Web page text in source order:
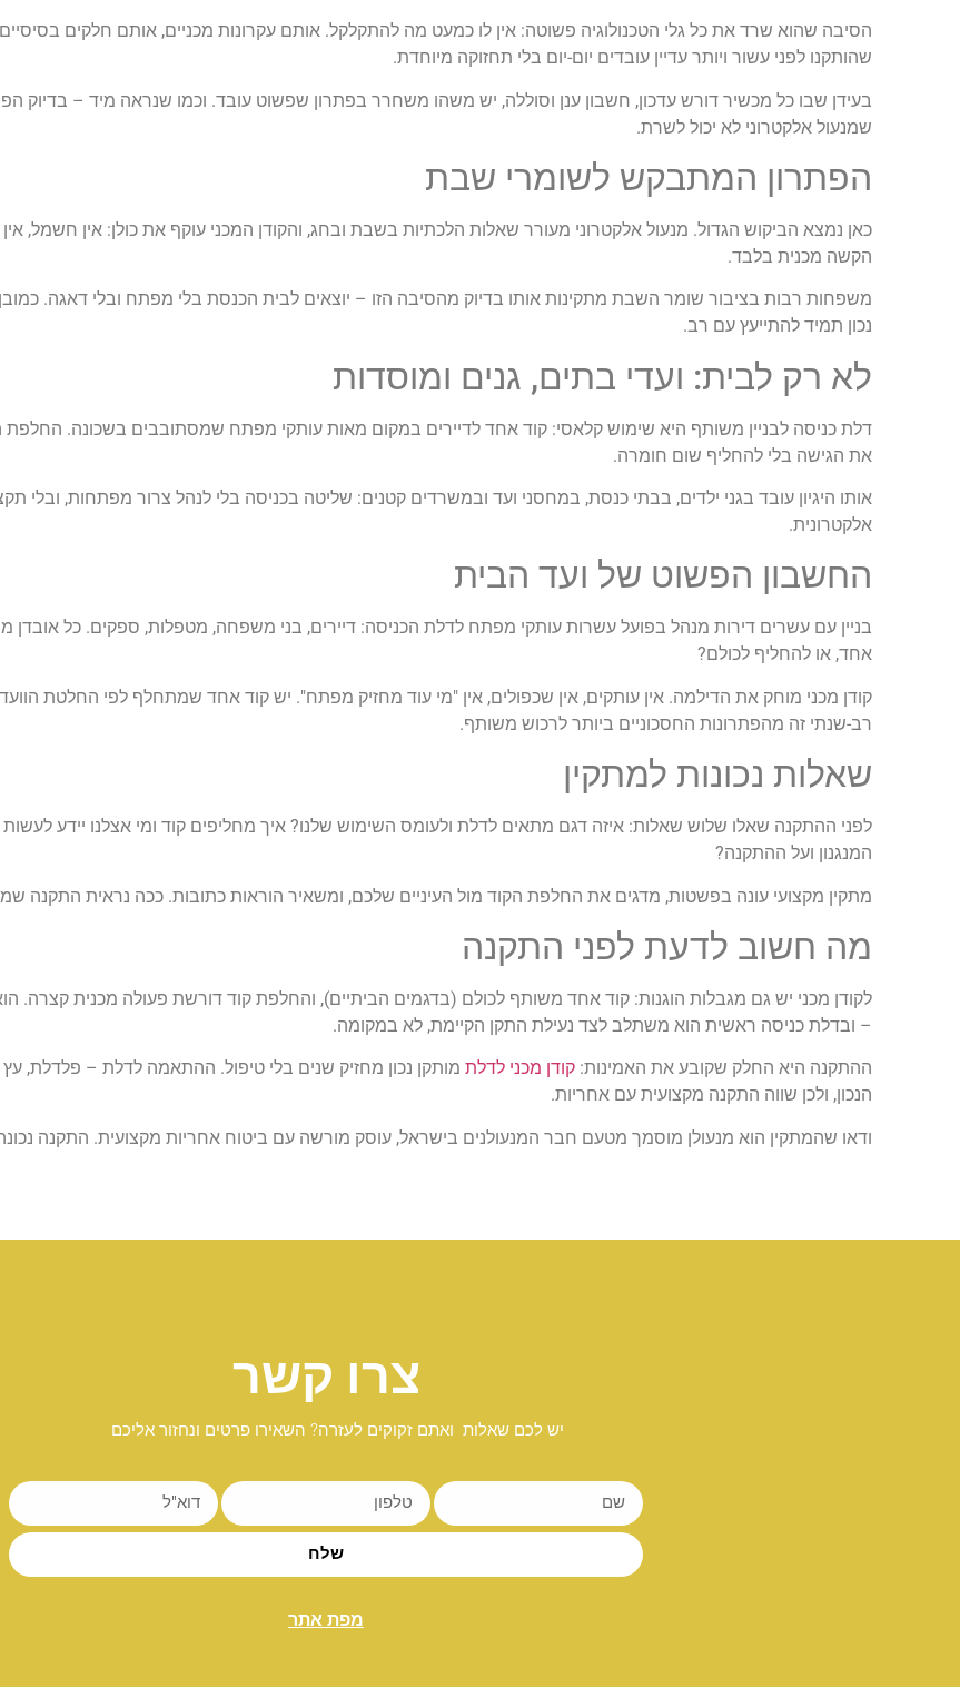
הסיבה שהוא שרד את כל גלי הטכנולוגיה פשוטה: אין לו כמעט מה להתקלקל. אותם עקרונות מכניים, אותם חלקים
שהותקנו לפני עשור ויותר עדיין עובדים יום-יום בלי תחזוקה מיוחדת.
בעידן שבו כל מכשיר דורש עדכון, חשבון ענן וסוללה, יש משהו משחרר בפתרון שפשוט עובד. וכמו שנראה מיד – בדיוק
שמנעול אלקטרוני לא יכול לשרת.
הפתרון המתבקש לשומרי שבת
כאן נמצא הביקוש הגדול. מנעול אלקטרוני מעורר שאלות הלכתיות בשבת ובחג, והקודן המכני עוקף את כולן: אין חשמל,
הקשה מכנית בלבד.
משפחות רבות בציבור שומר השבת מתקינות אותו בדיוק מהסיבה הזו – יוצאים לבית הכנסת בלי מפתח ובלי דאגה.
נכון תמיד להתייעץ עם רב.
לא רק לבית: ועדי בתים, גנים ומוסדות
דלת כניסה לבניין משותף היא שימוש קלאסי: קוד אחד לדיירים במקום מאות עותקי מפתח שמסתובבים בשכונה.
את הגישה בלי להחליף שום חומרה.
אותו היגיון עובד בגני ילדים, בבתי כנסת, במחסני ועד ובמשרדים קטנים: שליטה בכניסה בלי לנהל צרור מפתחות, ובלי
אלקטרונית.
החשבון הפשוט של ועד הבית
בניין עם עשרים דירות מנהל בפועל עשרות עותקי מפתח לדלת הכניסה: דיירים, בני משפחה, מטפלות, ספקים. כל אובדן
אחד, או להחליף לכולם?
קודן מכני מוחק את הדילמה. אין עותקים, אין שכפולים, אין "מי עוד מחזיק מפתח". יש קוד אחד שמתחלף לפי החלטת
רב-שנתי זה מהפתרונות החסכוניים ביותר לרכוש משותף.
שאלות נכונות למתקין
לפני ההתקנה שאלו שלוש שאלות: איזה דגם מתאים לדלת ולעומס השימוש שלנו? איך מחליפים קוד ומי אצלנו יידע
המנגנון ועל ההתקנה?
מתקין מקצועי עונה בפשטות, מדגים את החלפת הקוד מול העיניים שלכם, ומשאיר הוראות כתובות. ככה נראית התקנה
מה חשוב לדעת לפני התקנה
לקודן מכני יש גם מגבלות הוגנות: קוד אחד משותף לכולם (בדגמים הביתיים), והחלפת קוד דורשת פעולה מכנית קצרה.
– ובדלת כניסה ראשית הוא משתלב לצד נעילת התקן הקיימת, לא במקומה.
ההתקנה היא החלק שקובע את האמינות: קודן מכני לדלת מותקן נכון מחזיק שנים בלי טיפול. ההתאמה לדלת – פלדלת,
הנכון, ולכן שווה התקנה מקצועית עם אחריות.
ודאו שהמתקין הוא מנעולן מוסמך מטעם חבר המנעולנים בישראל, עוסק מורשה עם ביטוח אחריות מקצועית. התקנה
צרו קשר
יש לכם שאלות ואתם זקוקים לעזרה? השאירו פרטים ונחזור אליכם
שלח
מפת אתר